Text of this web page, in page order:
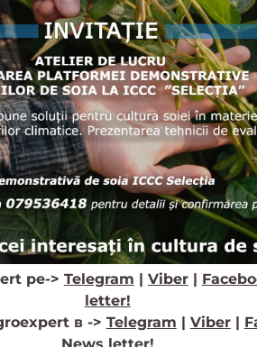
pe-> Telegram | Viber|
letter!
в -> Telegram | Viber|
News letter!